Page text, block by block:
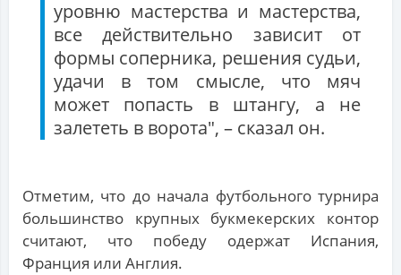
уровню мастерства и мастерства,
все действительно зависит от
формы соперника, решения судьи,
удачи в том смысле, что мяч
может попасть в штангу, а не
залететь в ворота", – сказал он.
Отметим, что до начала футбольного турнира
большинство крупных букмекерских контор
считают, что победу одержат Испания,
Франция или Англия.